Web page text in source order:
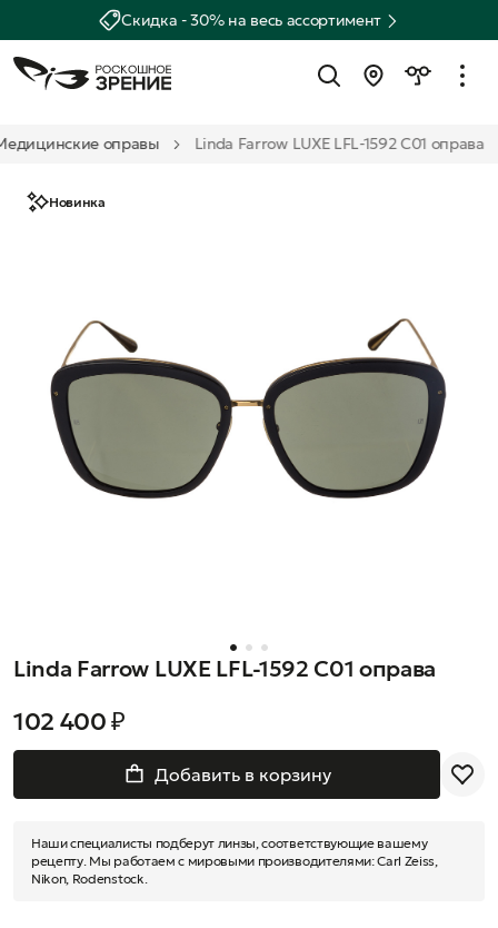
Скидка - 30% на весь ассортимент
оправы Linda Farrow LUXE LFL-1592 C01 оправа
Новинка
Linda Farrow LUXE LFL-1592 C01 оправа
102 400 ₽
Добавить в корзину
Наши специалисты подберут линзы, соответствующие вашему
рецепту. Мы работаем с мировыми производителями: Carl Zeiss,
Nikon, Rodenstock.